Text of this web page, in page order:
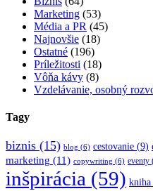
Marketing (53)
Média a PR (45)
Najnovšie (18)
Ostatné (196)
Príležitosti (18)
Vôňa kávy (8)
Vzdelávanie, osobný
Tagy
biznis (15) blog (6) cestovanie (9)
marketing (11) copywriting (6) eventy
inšpirácia (59) kniha